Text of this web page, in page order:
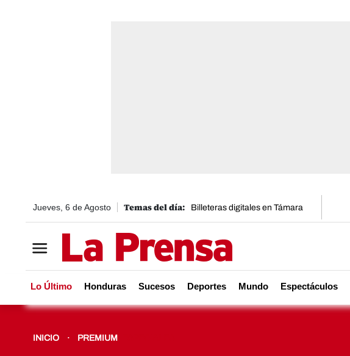
Jueves, 6 de Agosto Billeteras digitales en Támara
Lo Último Honduras Sucesos Deportes Mundo Espectáculos
INICIO PREMIUM